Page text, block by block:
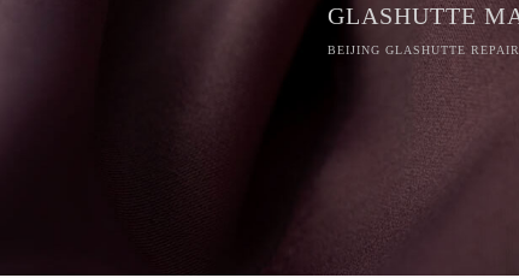
GLASHUTTE
BEIJING GLASHUTTE